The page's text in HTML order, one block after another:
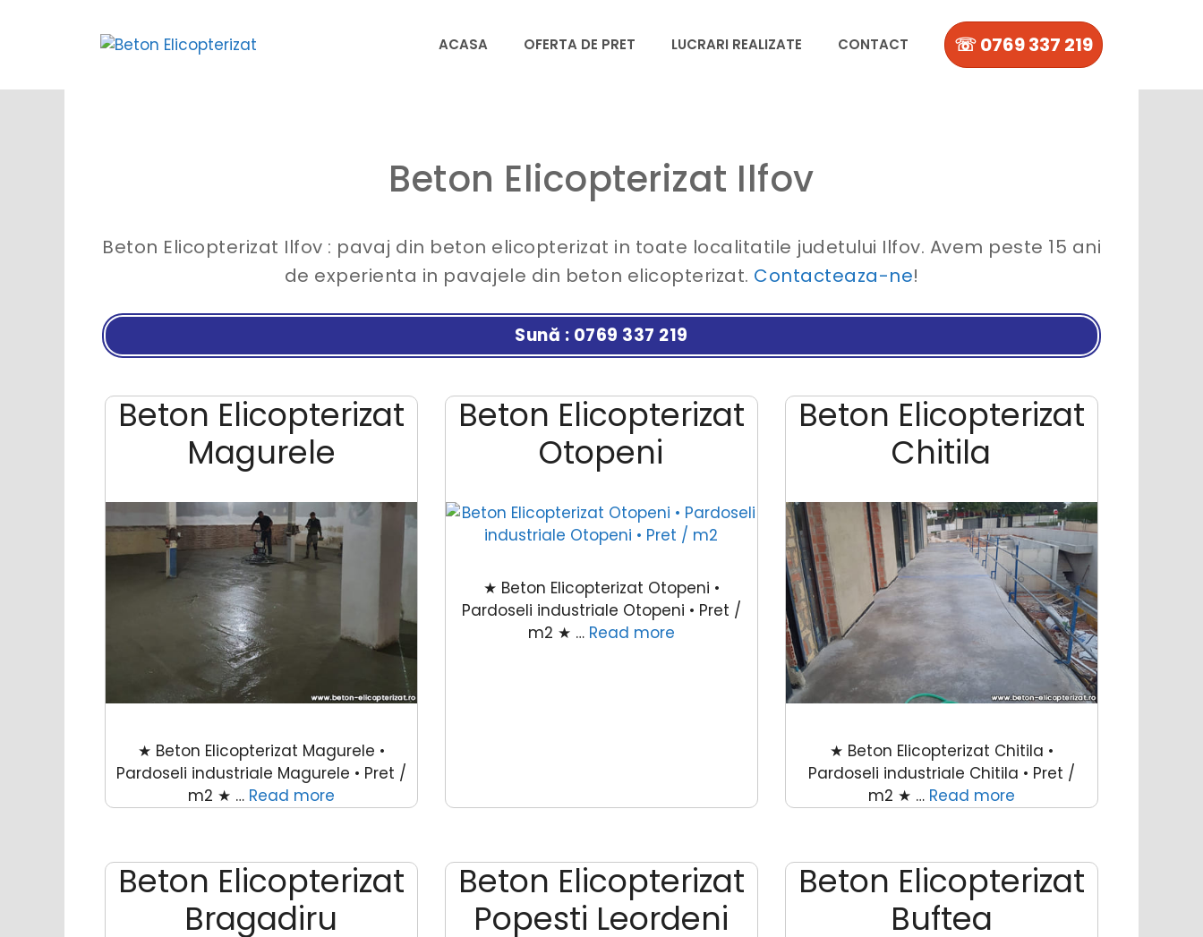
ACASA OFERTA DE PRET LUCRARI REALIZATE CONTACT ☏ 0769 337 219
Beton Elicopterizat Ilfov
Beton Elicopterizat Ilfov : pavaj din beton elicopterizat in toate localitatile judetului Ilfov. Avem peste 15 ani
de experienta in pavajele din beton elicopterizat. Contacteaza-ne!
Sună : 0769 337 219
Beton Elicopterizat
Magurele
★ Beton Elicopterizat Magurele •
Pardoseli industriale Magurele • Pret /
m2 ★ … Read more
Beton Elicopterizat
Otopeni
★ Beton Elicopterizat Otopeni •
Pardoseli industriale Otopeni • Pret /
m2 ★ … Read more
Beton Elicopterizat
Chitila
★ Beton Elicopterizat Chitila •
Pardoseli industriale Chitila • Pret /
m2 ★ … Read more
Beton Elicopterizat
Bragadiru
Beton Elicopterizat
Popesti Leordeni
Beton Elicopterizat
Buftea